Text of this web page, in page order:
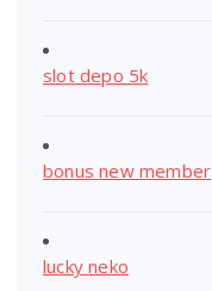
slot depo 5k
bonus new member
lucky neko